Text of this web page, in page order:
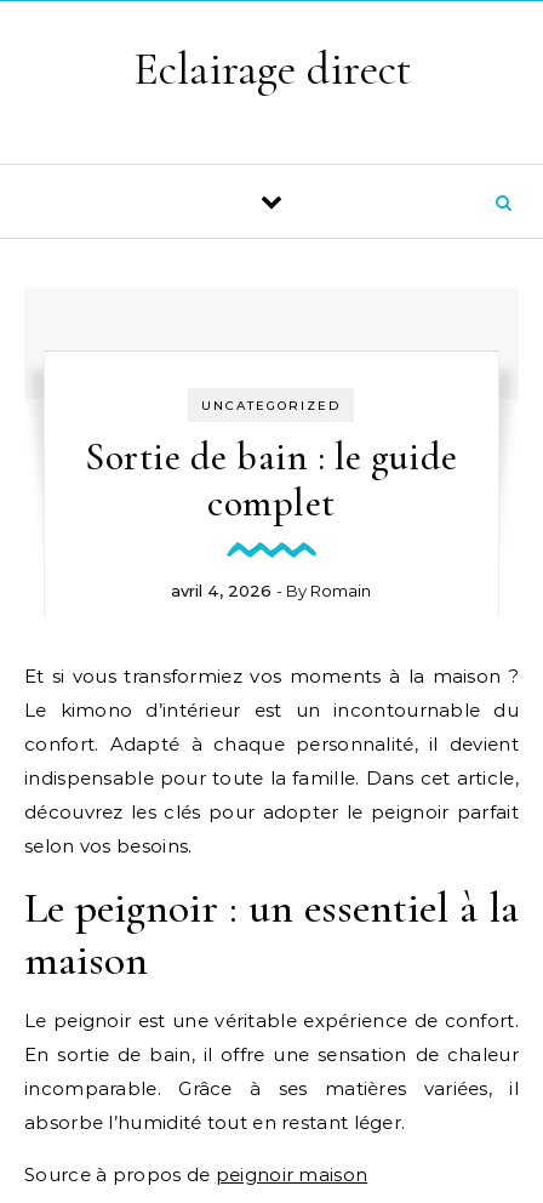
Eclairage direct
UNCATEGORIZED
Sortie de bain : le guide
complet
avril 4, 2026 - By Romain
Et si vous transformiez vos moments à la maison ?
Le kimono d’intérieur est un incontournable du
confort. Adapté à chaque personnalité, il devient
indispensable pour toute la famille. Dans cet article,
découvrez les clés pour adopter le peignoir parfait
selon vos besoins.
Le peignoir : un essentiel à la
maison
Le peignoir est une véritable expérience de confort.
En sortie de bain, il offre une sensation de chaleur
incomparable. Grâce à ses matières variées, il
absorbe l’humidité tout en restant léger.
Source à propos de peignoir maison